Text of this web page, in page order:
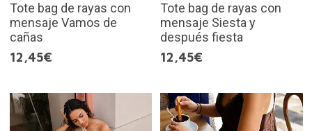
Tote bag de rayas con
mensaje Vamos de
cañas
12,45€
Tote bag de rayas con
mensaje Siesta y
después fiesta
12,45€